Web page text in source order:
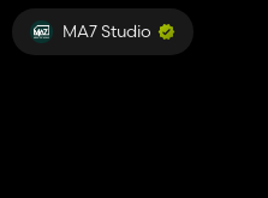
MA7 Studio